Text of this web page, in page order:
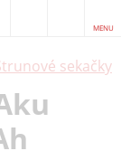
MENU
sekačky